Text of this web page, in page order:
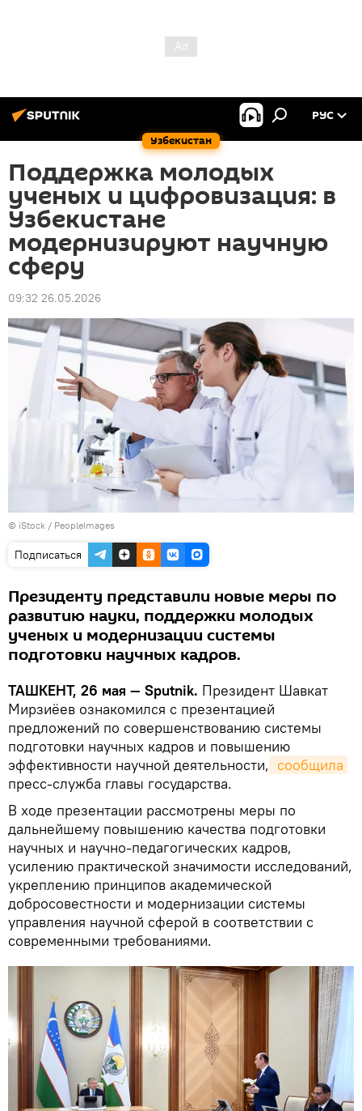
Узбекистан
РУС
Поддержка молодых
ученых и цифровизация: в
Узбекистане
модернизируют научную
сферу
09:32 26.05.2026
© iStock / PeopleImages
Подписаться
Президенту представили новые меры по
развитию науки, поддержки молодых
ученых и модернизации системы
подготовки научных кадров.
ТАШКЕНТ, 26 мая — Sputnik. Президент Шавкат
Мирзиёев ознакомился с презентацией
предложений по совершенствованию системы
подготовки научных кадров и повышению
эффективности научной деятельности, сообщила
пресс-служба главы государства.
В ходе презентации рассмотрены меры по
дальнейшему повышению качества подготовки
научных и научно-педагогических кадров,
усилению практической значимости исследований,
укреплению принципов академической
добросовестности и модернизации системы
управления научной сферой в соответствии с
современными требованиями.